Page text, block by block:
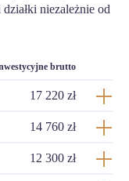
niezależnie od
brutto
17 220 zł
14 760 zł
12 300 zł